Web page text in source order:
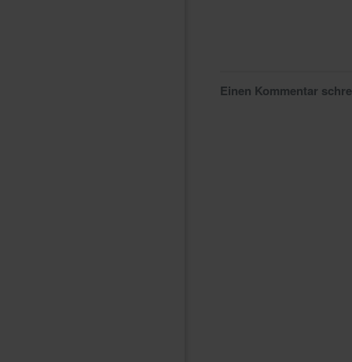
Einen Kommentar